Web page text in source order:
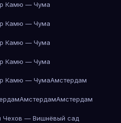
Камю — Чума
Камю — Чума
Камю — Чума
Камю — Чума
Камю — ЧумаАмстердам
АмстердамАмстердам
Чехов — Вишнёвый сад